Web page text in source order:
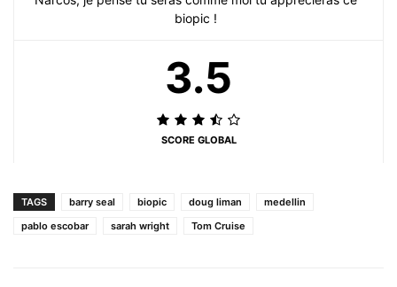
biopic !
3.5
SCORE GLOBAL
TAGS barry seal biopic doug liman
medellin
pablo escobar
sarah wright Tom Cruise